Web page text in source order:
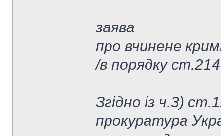
заява
про вчинене
/в порядку
Згідно із ч.3)
прокуратура